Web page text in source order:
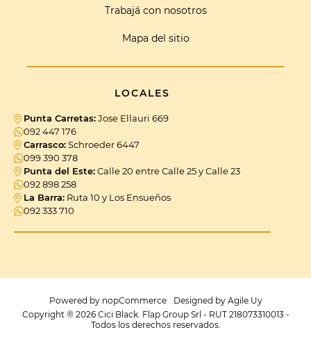
Trabajá con nosotros
Mapa del sitio
LOCALES
Punta Carretas:Jose Ellauri 669
092 447 176
Carrasco:Schroeder 6447
099 390 378
Punta del Este:Calle 20 entre Calle 25 y Calle 23
092 898 258
La Barra: Ruta 10 y Los Ensueños
092 333 710
Powered by nopCommerce Designed by Agile.Uy
Copyright ® 2026 Cici Black. Flap Group Srl - RUT 218073310013 -
Todos los derechos reservados.